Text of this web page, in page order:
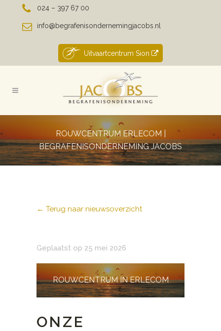
024 – 397 67 00
info@begrafenisondernemingjacobs.nl
Uitvaartcentrum Sion
ROUWCENTRUM ERLECOM |
BEGRAFENISONDERNEMING JACOBS
← Terug naar nieuwsoverzicht
Geplaatst op 25 mei 2026
ROUWCENTRUM IN ERLECOM
ONZE